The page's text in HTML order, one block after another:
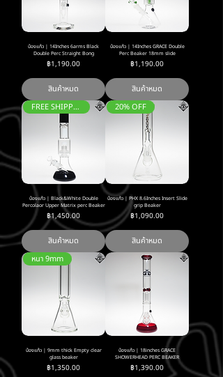
บ้องแก้ว | 14Inches 6arms Black
Double Perc Straight Bong
ราคา
฿1,190.00
สินค้าหมด
บ้องแก้ว | 14Inches GRACE Double
Perc Beaker 18mm slide
ราคา
฿1,190.00
สินค้าหมด
FREE SHIPPING ส่งฟรี
บ้องแก้ว | Black&White Double
Percolaor Upper Matrix perc Beaker
ราคา
฿1,450.00
สินค้าหมด
20% OFF
บ้องแก้ว | PHX 8.6Inches Insert Slide
grip Beaker
ราคา
฿1,090.00
สินค้าหมด
หนา 9mm
บ้องแก้ว | 9mm thick Empty clear
glass beaker
ราคา
฿1,350.00
บ้องแก้ว | 18inches GRACE
SHOWERHEAD PERC BEAKER
ราคา
฿1,390.00